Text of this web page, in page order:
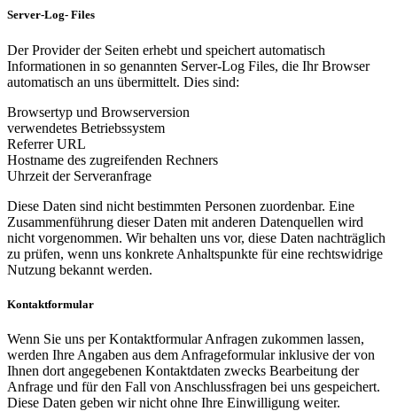
Server-Log- Files
Der Provider der Seiten erhebt und speichert automatisch
Informationen in so genannten Server-Log Files, die Ihr Browser
automatisch an uns übermittelt. Dies sind:
Browsertyp und Browserversion
verwendetes Betriebssystem
Referrer URL
Hostname des zugreifenden Rechners
Uhrzeit der Serveranfrage
Diese Daten sind nicht bestimmten Personen zuordenbar. Eine
Zusammenführung dieser Daten mit anderen Datenquellen wird
nicht vorgenommen. Wir behalten uns vor, diese Daten nachträglich
zu prüfen, wenn uns konkrete Anhaltspunkte für eine rechtswidrige
Nutzung bekannt werden.
Kontaktformular
Wenn Sie uns per Kontaktformular Anfragen zukommen lassen,
werden Ihre Angaben aus dem Anfrageformular inklusive der von
Ihnen dort angegebenen Kontaktdaten zwecks Bearbeitung der
Anfrage und für den Fall von Anschlussfragen bei uns gespeichert.
Diese Daten geben wir nicht ohne Ihre Einwilligung weiter.